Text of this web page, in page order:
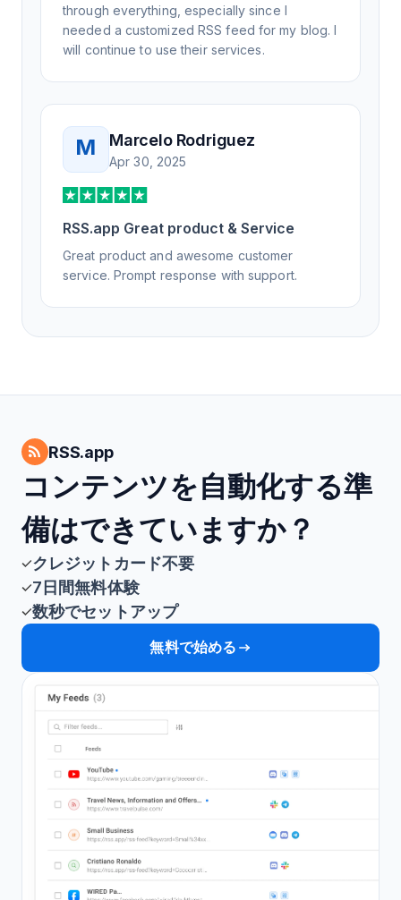
through everything, especially since I
needed a customized RSS feed for my blog. I
will continue to use their services.
M Marcelo Rodriguez
Apr 30, 2025
RSS.app Great product & Service
Great product and awesome customer
service. Prompt response with support.
RSS.app
コンテンツを自動化する準
備はできていますか？
クレジットカード不要
7日間無料体験
数秒でセットアップ
無料で始める